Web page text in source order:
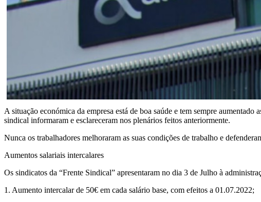
A situação económica da empresa está de boa saúde e tem sempre
sindical informaram e esclareceram nos plenários feitos anteriormente.
Nunca os trabalhadores melhoraram as suas condições de trabalho e
Aumentos salariais intercalares
Os sindicatos da “Frente Sindical” apresentaram no dia 3 de Julho à
1. Aumento intercalar de 50€ em cada salário base, com efeitos a 01.07.2022;